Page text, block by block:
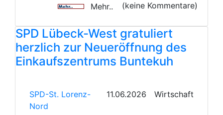
Mehr..
(keine Kommentare)
SPD Lübeck-West gratuliert
herzlich zur Neueröffnung des
Einkaufszentrums Buntekuh
Wirtschaft
11.06.2026
SPD-St. Lorenz-
Nord